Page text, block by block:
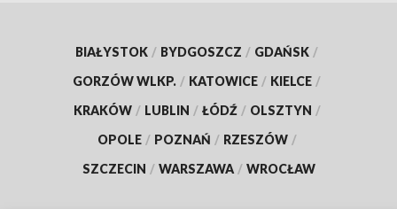
BIAŁYSTOK / BYDGOSZCZ / GDAŃSK /
GORZÓW WLKP. / KATOWICE / KIELCE /
KRAKÓW / LUBLIN / ŁÓDŹ / OLSZTYN /
OPOLE / POZNAŃ / RZESZÓW /
SZCZECIN / WARSZAWA / WROCŁAW